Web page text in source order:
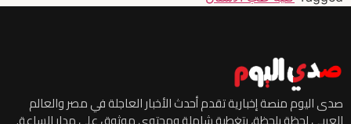
صدى اليوم منصة إخبارية تقدم أحدث الأخبار العاجلة في مصر والعالم